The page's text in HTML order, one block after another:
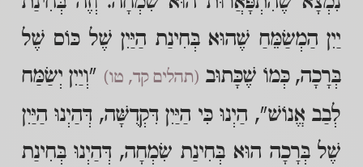
יַיִן הַמְשַׂמֵּחַ שֶׁהוּא בְּחִינַת הַיַּיִן שֶׁל כּוֹס שֶׁל
בְּרָכָה, כְּמוֹ שֶׁכָּתוּב (תהלים קד, טו) "וְיַיִן יְשַׂמַּח
לְבַב אֱנוֹשׁ", הַיְנוּ כִּי הַיַּיִן דִּקְדֻשָּׁה, דְּהַיְנוּ הַיַּיִן
שֶׁל בְּרָכָה הוּא בְּחִינַת שִׂמְחָה, דְּהַיְנוּ בְּחִינַת